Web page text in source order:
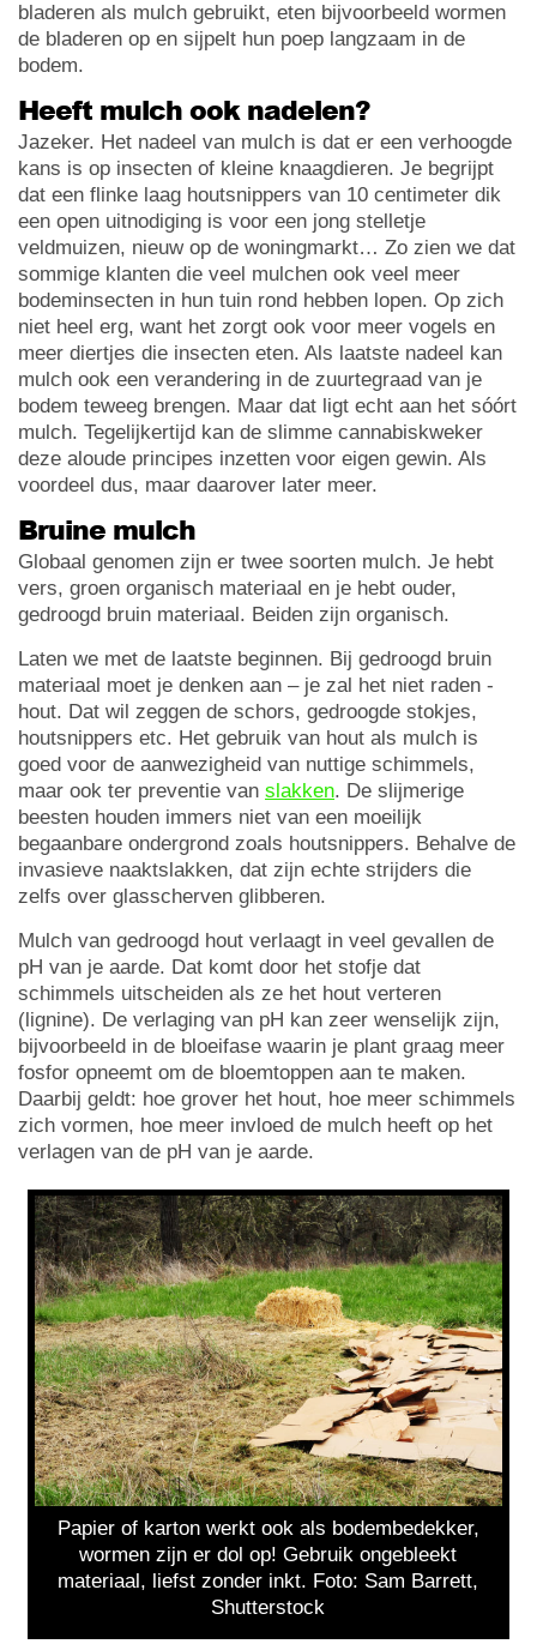
bladeren als mulch gebruikt, eten bijvoorbeeld wormen
de bladeren op en sijpelt hun poep langzaam in de
bodem.
Heeft mulch ook nadelen?
Jazeker. Het nadeel van mulch is dat er een verhoogde
kans is op insecten of kleine knaagdieren. Je begrijpt
dat een flinke laag houtsnippers van 10 centimeter dik
een open uitnodiging is voor een jong stelletje
veldmuizen, nieuw op de woningmarkt… Zo zien we dat
sommige klanten die veel mulchen ook veel meer
bodeminsecten in hun tuin rond hebben lopen. Op zich
niet heel erg, want het zorgt ook voor meer vogels en
meer diertjes die insecten eten. Als laatste nadeel kan
mulch ook een verandering in de zuurtegraad van je
bodem teweeg brengen. Maar dat ligt echt aan het sóórt
mulch. Tegelijkertijd kan de slimme cannabiskweker
deze aloude principes inzetten voor eigen gewin. Als
voordeel dus, maar daarover later meer.
Bruine mulch
Globaal genomen zijn er twee soorten mulch. Je hebt
vers, groen organisch materiaal en je hebt ouder,
gedroogd bruin materiaal. Beiden zijn organisch.
Laten we met de laatste beginnen. Bij gedroogd bruin
materiaal moet je denken aan – je zal het niet raden -
hout. Dat wil zeggen de schors, gedroogde stokjes,
houtsnippers etc. Het gebruik van hout als mulch is
goed voor de aanwezigheid van nuttige schimmels,
maar ook ter preventie van slakken. De slijmerige
beesten houden immers niet van een moeilijk
begaanbare ondergrond zoals houtsnippers. Behalve de
invasieve naaktslakken, dat zijn echte strijders die
zelfs over glasscherven glibberen.
Mulch van gedroogd hout verlaagt in veel gevallen de
pH van je aarde. Dat komt door het stofje dat
schimmels uitscheiden als ze het hout verteren
(lignine). De verlaging van pH kan zeer wenselijk zijn,
bijvoorbeeld in de bloeifase waarin je plant graag meer
fosfor opneemt om de bloemtoppen aan te maken.
Daarbij geldt: hoe grover het hout, hoe meer schimmels
zich vormen, hoe meer invloed de mulch heeft op het
verlagen van de pH van je aarde.
Papier of karton werkt ook als bodembedekker,
wormen zijn er dol op! Gebruik ongebleekt
materiaal, liefst zonder inkt. Foto: Sam Barrett,
Shutterstock